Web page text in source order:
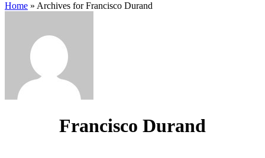
Home » Archives for Francisco Durand
Francisco Durand